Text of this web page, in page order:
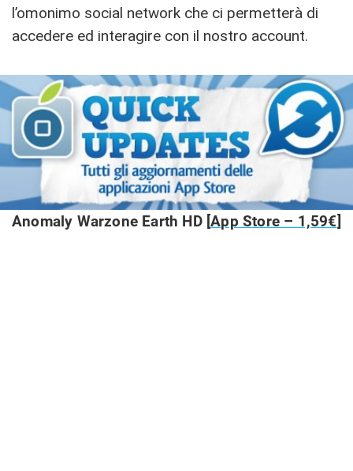
l’omonimo social network che ci permetterà di
accedere ed interagire con il nostro account.
Anomaly Warzone Earth HD [App Store – 1,59€]